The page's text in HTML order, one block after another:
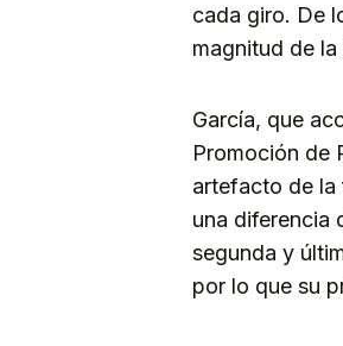
cada giro. De
magnitud de
García, que
Promoción de
artefacto de la
una diferencia
segunda y
por lo que su